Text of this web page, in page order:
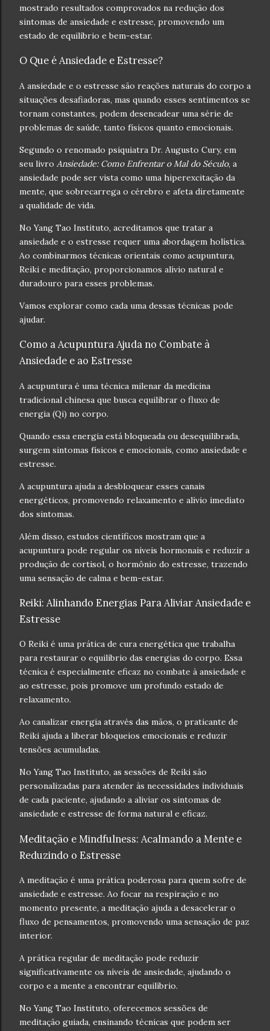
mostrado resultados comprovados na redução dos
sintomas de ansiedade e estresse, promovendo um
estado de equilíbrio e bem-estar.
O Que é Ansiedade e Estresse?
A ansiedade e o estresse são reações naturais do corpo a
situações desafiadoras, mas quando esses sentimentos se
tornam constantes, podem desencadear uma série de
problemas de saúde, tanto físicos quanto emocionais.
Segundo o renomado psiquiatra Dr. Augusto Cury, em
seu livro Ansiedade: Como Enfrentar o Mal do Século, a
ansiedade pode ser vista como uma hiperexcitação da
mente, que sobrecarrega o cérebro e afeta diretamente
a qualidade de vida.
No Yang Tao Instituto, acreditamos que tratar a
ansiedade e o estresse requer uma abordagem holística.
Ao combinarmos técnicas orientais como acupuntura,
Reiki e meditação, proporcionamos alívio natural e
duradouro para esses problemas.
Vamos explorar como cada uma dessas técnicas pode
ajudar.
Como a Acupuntura Ajuda no Combate à
Ansiedade e ao Estresse
A acupuntura é uma técnica milenar da medicina
tradicional chinesa que busca equilibrar o fluxo de
energia (Qi) no corpo.
Quando essa energia está bloqueada ou desequilibrada,
surgem sintomas físicos e emocionais, como ansiedade e
estresse.
A acupuntura ajuda a desbloquear esses canais
energéticos, promovendo relaxamento e alívio imediato
dos sintomas.
Além disso, estudos científicos mostram que a
acupuntura pode regular os níveis hormonais e reduzir a
produção de cortisol, o hormônio do estresse, trazendo
uma sensação de calma e bem-estar.
Reiki: Alinhando Energias Para Aliviar Ansiedade e
Estresse
O Reiki é uma prática de cura energética que trabalha
para restaurar o equilíbrio das energias do corpo. Essa
técnica é especialmente eficaz no combate à ansiedade e
ao estresse, pois promove um profundo estado de
relaxamento.
Ao canalizar energia através das mãos, o praticante de
Reiki ajuda a liberar bloqueios emocionais e reduzir
tensões acumuladas.
No Yang Tao Instituto, as sessões de Reiki são
personalizadas para atender às necessidades individuais
de cada paciente, ajudando a aliviar os sintomas de
ansiedade e estresse de forma natural e eficaz.
Meditação e Mindfulness: Acalmando a Mente e
Reduzindo o Estresse
A meditação é uma prática poderosa para quem sofre de
ansiedade e estresse. Ao focar na respiração e no
momento presente, a meditação ajuda a desacelerar o
fluxo de pensamentos, promovendo uma sensação de paz
interior.
A prática regular de meditação pode reduzir
significativamente os níveis de ansiedade, ajudando o
corpo e a mente a encontrar equilíbrio.
No Yang Tao Instituto, oferecemos sessões de
meditação guiada, ensinando técnicas que podem ser